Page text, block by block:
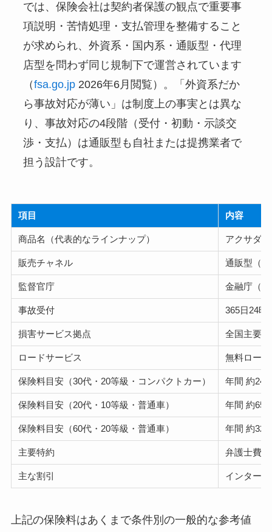
では、保険会社は契約者保護の観点で重要事
項説明・苦情処理・支払管理を整備すること
が求められ、外資系・国内系・通販型・代理
店型を問わず同じ規制下で運営されています
（fsa.go.jp2026年6月閲覧）。「外資系だか
ら事故対応が薄い」は制度上の事実とは異な
り、事故対応の4段階（受付・初動・示談交
渉・支払）は通販型も自社または提携業者で
担う設計です。
項目 内容
商品名（代表的なラインナップ） アクサダ
販売チャネル 通販型（
監督官庁 金融庁（
事故受付 365日24時
損害サービス拠点 全国主要
ロードサービス 無料ロー
保険料目安（30代・20等級・コンパクトカー） 年間 約
保険料目安（20代・10等級・普通車） 年間 約
保険料目安（60代・20等級・普通車） 年間 約
主要特約 弁護士費
主な割引 インター
上記の保険料はあくまで条件別の一般的な参考値